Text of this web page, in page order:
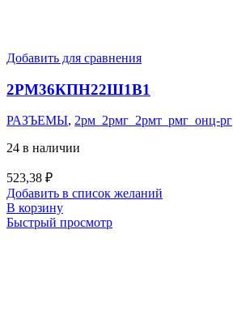
Добавить для сравнения
2РМ36КПН22Ш1В1
РАЗЪЕМЫ, 2рм_2рмг_2рмт_рмг_онц-рг
24 в наличии
523,38 ₽
Добавить в список желаний
В корзину
Быстрый просмотр